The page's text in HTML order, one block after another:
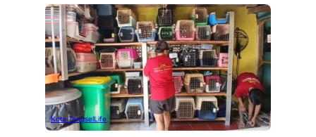
Kota TangselLife